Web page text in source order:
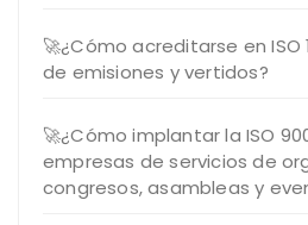
🚀¿Cómo acreditarse en ISO
de emisiones y vertidos?
🚀¿Cómo implantar la ISO
empresas de servicios de
congresos, asambleas y